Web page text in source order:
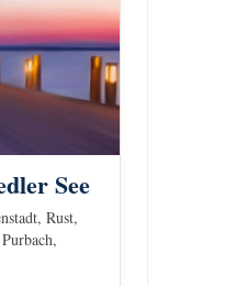
See
Rust,